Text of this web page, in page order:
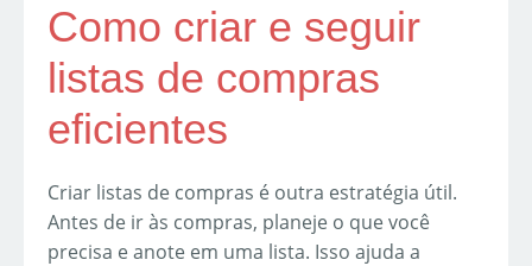
Como criar e seguir
listas de compras
eficientes
Criar listas de compras é outra estratégia útil.
Antes de ir às compras, planeje o que você
precisa e anote em uma lista. Isso ajuda a